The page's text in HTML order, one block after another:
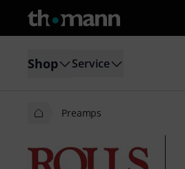
Shop Service
Preamps